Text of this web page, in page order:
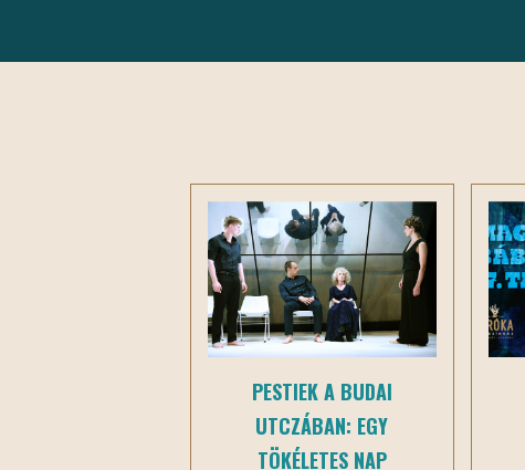
PESTIEK A BUDAI
UTCZÁBAN: EGY
TÖKÉLETES NAP